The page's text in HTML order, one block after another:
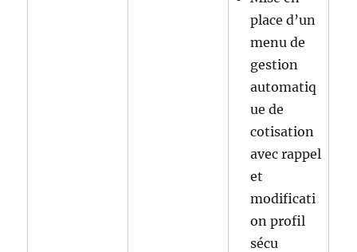
place d’un
menu de
gestion
automatiq
ue de
cotisation
avec rappel
et
modificati
on profil
sécu